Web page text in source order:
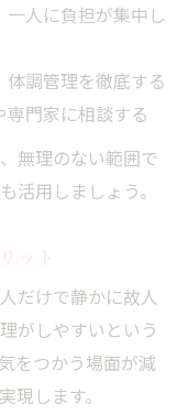
人に負担が集中し
調管理を徹底する
門家に相談する
無理のない範囲で
活用しましょう。
だけで静かに故人
がしやすいという
をつかう場面が減
現します。